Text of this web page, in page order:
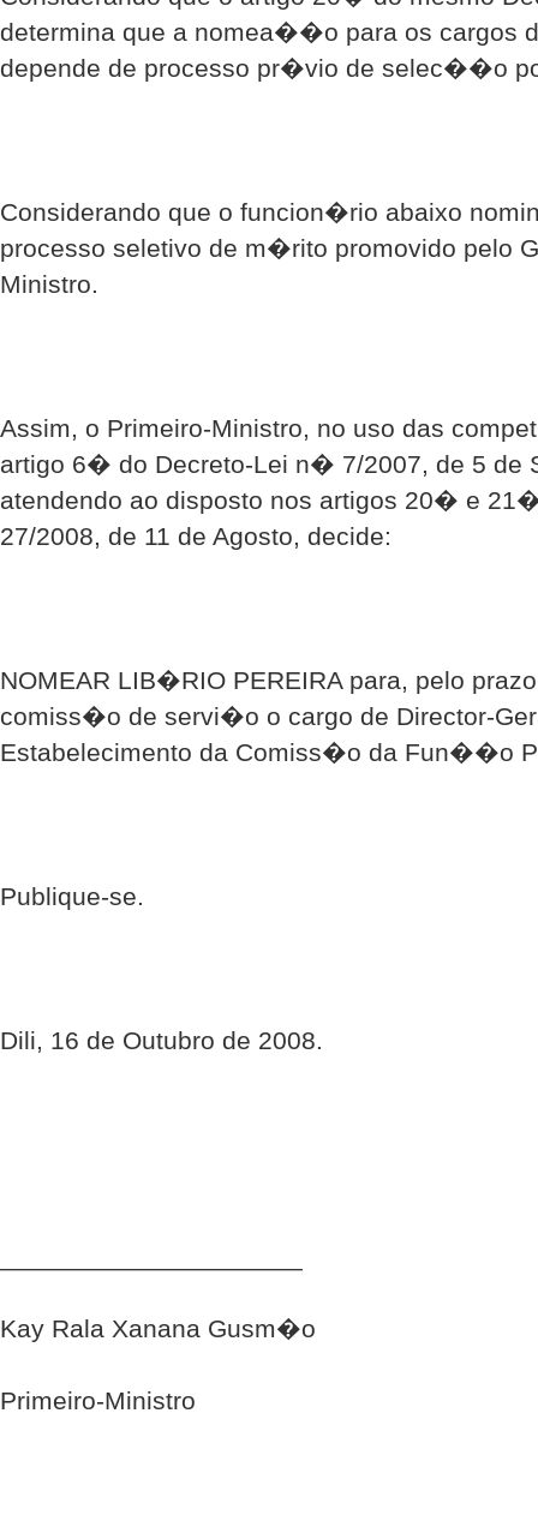
determina que a nomea��o para os cargos
depende de processo pr�vio de selec��o
Considerando que o funcion�rio abaixo
processo seletivo de m�rito promovido pelo
Ministro.
Assim, o Primeiro-Ministro, no uso das
artigo 6� do Decreto-Lei n� 7/2007, de 5 de
atendendo ao disposto nos artigos 20� e
27/2008, de 11 de Agosto, decide:
NOMEAR LIB�RIO PEREIRA para, pelo
comiss�o de servi�o o cargo de Director-
Estabelecimento da Comiss�o da Fun��o
Publique-se.
Dili, 16 de Outubro de 2008.
Kay Rala Xanana Gusm�o
Primeiro-Ministro